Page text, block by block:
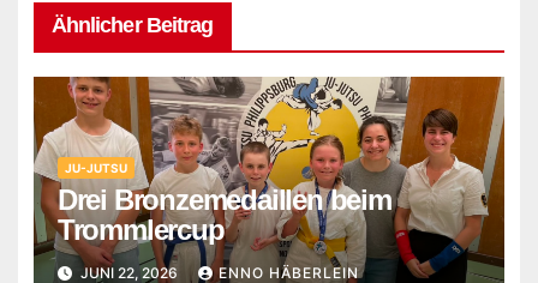
Ähnlicher Beitrag
JU-JUTSU
Drei Bronzemedaillen beim
Trommlercup
JUNI 22, 2026 ENNO HÄBERLEIN